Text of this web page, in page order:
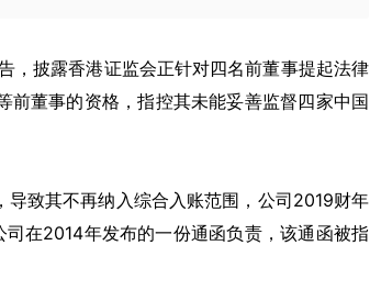
，披露香港证监会正针对四名前董事提起法律
董事的资格，指控其未能妥善监督四家中国
致其不再纳入综合入账范围，公司2019财年
在2014年发布的一份通函负责，该通函被指